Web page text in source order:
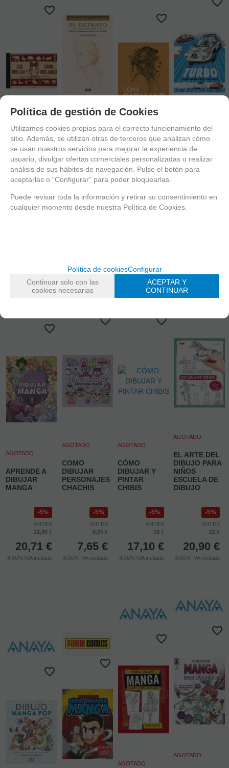
AGOTADO
QUE DIBUJAR
Y COMO
DIBUJARLO
5%
ANTES
AGOTADO
RETRATO
COMO
DIBUJAR
ROSTROS Y
FIGURAS
ANTES
AGOTADO
COMO
DIBUJAR
ANTES
AGOTADO
TURBO COMO
DIBUJAR
COCHES
DINAMICOS
AGOTADO
APRENDE A
DIBUJAR
MANGA
5%
ANTES
21,80 €
20,71 €
4.00% IVA incluido
AGOTADO
COMO
DIBUJAR
PERSONAJES
CHACHIS
5%
ANTES
8,05 €
7,65 €
4.00% IVA incluido
AGOTADO
CÓMO
DIBUJAR Y
PINTAR
CHIBIS
5%
ANTES
18 €
17,10 €
4.00% IVA incluido
AGOTADO
EL ARTE DEL
DIBUJO PARA
NIÑOS
ESCUELA DE
DIBUJO
5%
ANTES
22 €
20,90 €
4.00% IVA incluido
AGOTADO
AGOTADO
Política de gestión de Cookies
Utilizamos cookies propias para el correcto funcionamiento del
sitio. Además, se utilizan otras de terceros que analizan cómo
se usan nuestros servicios para mejorar la experiencia de
usuario, divulgar ofertas comerciales personalizadas o realizar
análisis de sus hábitos de navegación. Pulse el botón para
aceptarlas o “Configurar” para poder bloquearlas.
Puede revisar toda la información y retirar su consentimiento en
cualquier momento desde nuestra Política de Cookies.
Política de cookiesConfigurar
Continuar solo con las
cookies necesarias
ACEPTAR Y
CONTINUAR